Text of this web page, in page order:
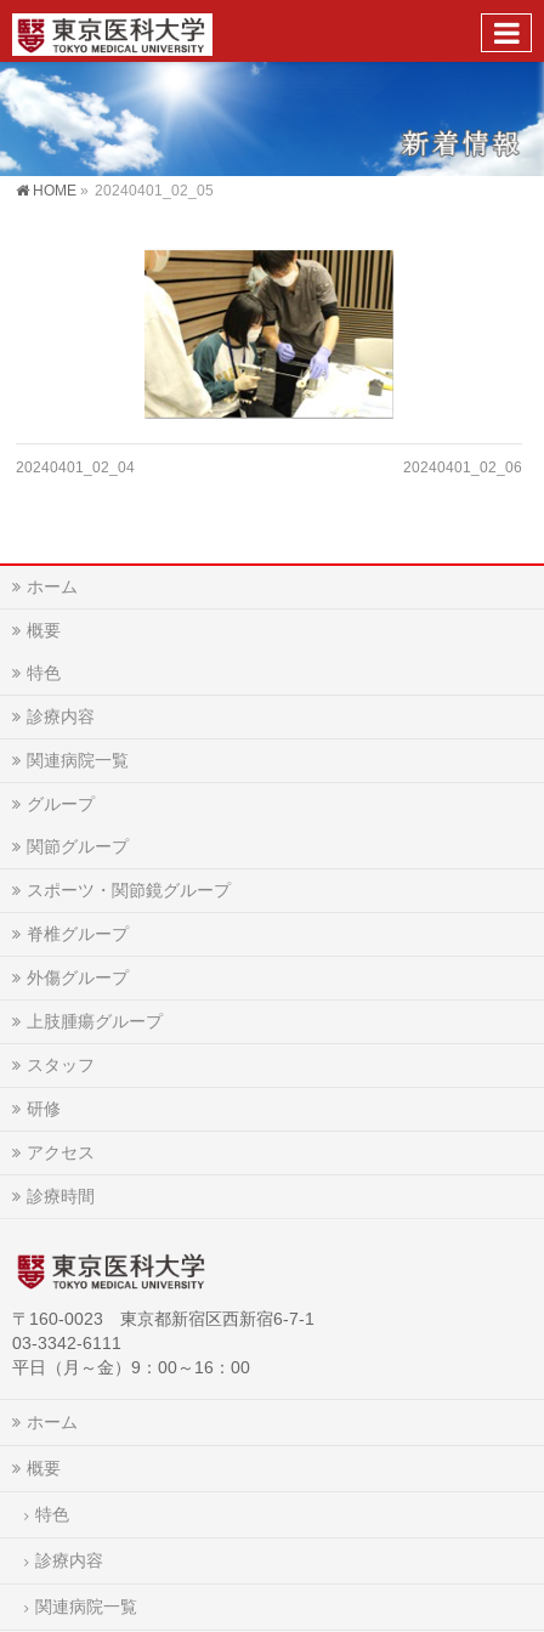
HOME » 20240401_02_05
20240401_02_04 20240401_02_06
ホーム
概要
特色
診療内容
関連病院一覧
グループ
関節グループ
スポーツ・関節鏡グループ
脊椎グループ
外傷グループ
上肢腫瘍グループ
スタッフ
研修
アクセス
診療時間
〒160-0023 東京都新宿区西新宿6-7-1
03-3342-6111
平日（月～金）9：00～16：00
ホーム
概要
特色
診療内容
関連病院一覧